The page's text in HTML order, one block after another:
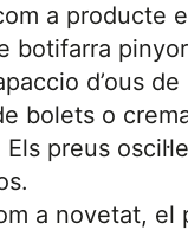
a producte
botifarra
d’ous
bolets o
preus
a novetat, el